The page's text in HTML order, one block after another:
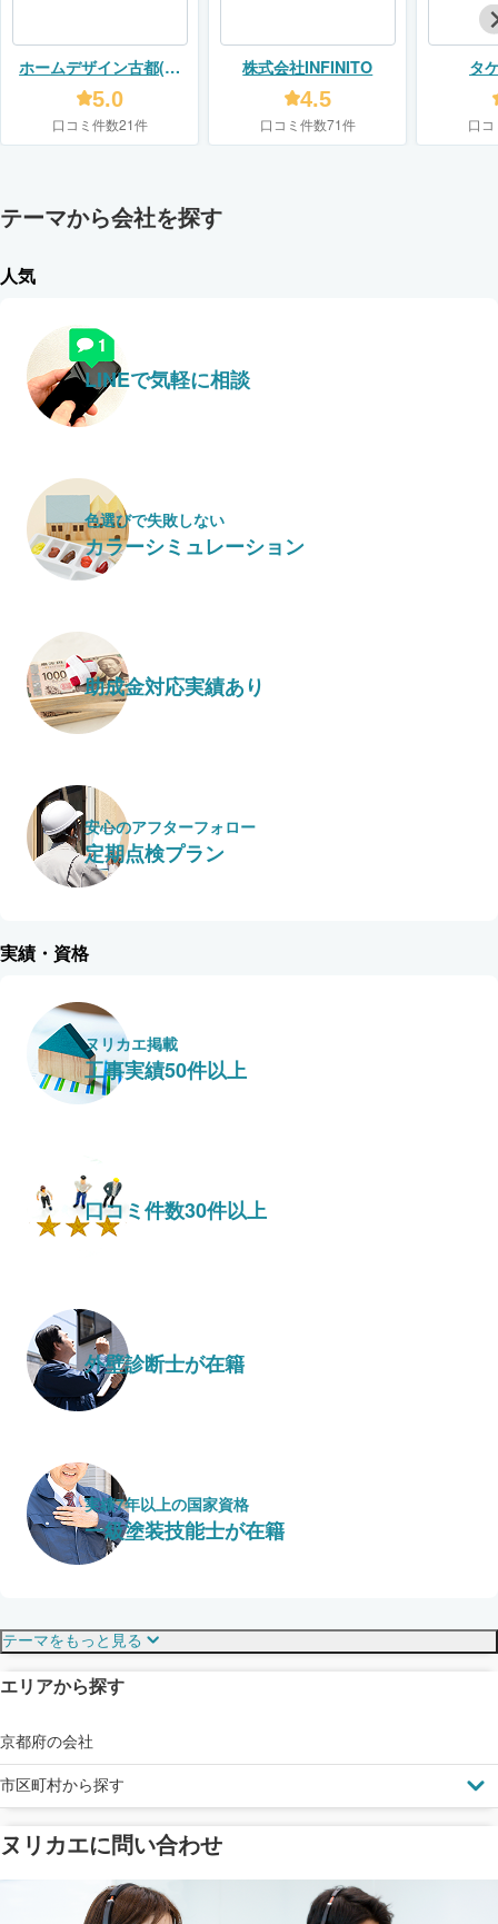
ホームデザイン古都(株
式会社AMON)
5.0
口コミ件数21件
株式会社INFINITO
4.5
口コミ件数71件
タ
口
テーマから会社を探す
人気
LINEで気軽に相談
色選びで失敗しない
カラーシミュレーション
助成金対応実績あり
安心のアフターフォロー
定期点検プラン
実績・資格
ヌリカエ掲載
工事実績50件以上
口コミ件数30件以上
外壁診断士が在籍
実績7年以上の国家資格
一級塗装技能士が在籍
塗料の​品質を​保証
メーカー保証
見えにくい屋根も安心
ドローン診断
省エネ効果
断熱・遮熱塗料対応
テーマをもっと見る
エリアから探す
京都府の会社
市区町村から探す
ヌリカエに問い合わせ